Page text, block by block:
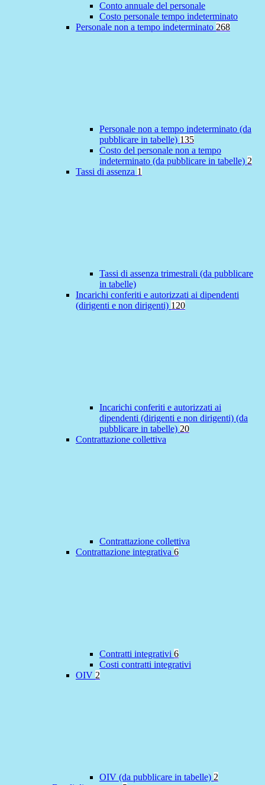
Conto annuale del personale
Costo personale tempo indeterminato
Personale non a tempo indeterminato 268
Personale non a tempo indeterminato (da
pubblicare in tabelle) 135
Costo del personale non a tempo
indeterminato (da pubblicare in tabelle) 2
Tassi di assenza 1
Tassi di assenza trimestrali (da pubblicare
in tabelle)
Incarichi conferiti e autorizzati ai dipendenti
(dirigenti e non dirigenti) 120
Incarichi conferiti e autorizzati ai
dipendenti (dirigenti e non dirigenti) (da
pubblicare in tabelle) 20
Contrattazione collettiva
Contrattazione collettiva
Contrattazione integrativa 6
Contratti integrativi 6
Costi contratti integrativi
OIV 2
OIV (da pubblicare in tabelle) 2